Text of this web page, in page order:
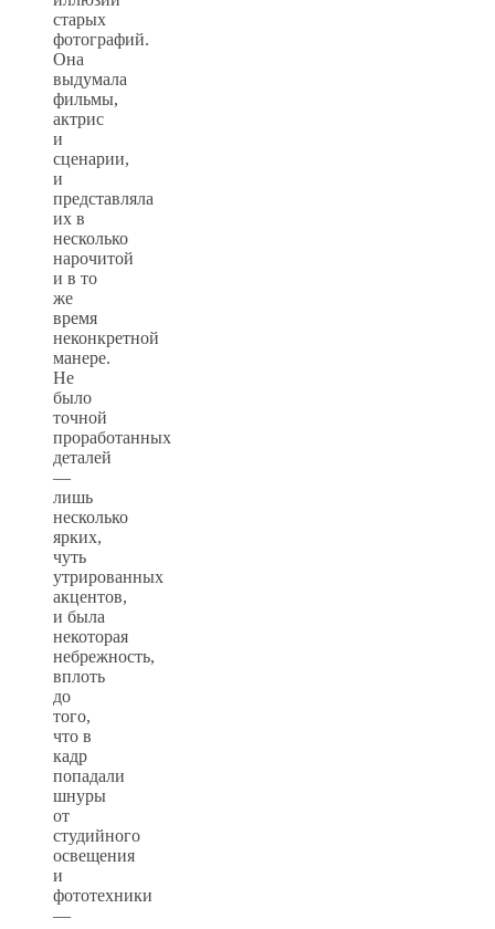
старых
фотографий.
Она
выдумала
фильмы,
актрис
и
сценарии,
и
представляла
их в
несколько
нарочитой
и в то
же
время
неконкретной
манере.
Не
было
точной
проработанных
деталей
—
лишь
несколько
ярких,
чуть
утрированных
акцентов,
и была
некоторая
небрежность,
вплоть
до
того,
что в
кадр
попадали
шнуры
от
студийного
освещения
и
фототехники
—